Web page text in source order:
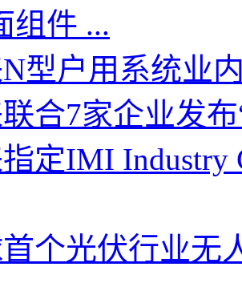
组件 ...
型户用系统业
合7家企业发
定IMI Industry
个光伏行业无